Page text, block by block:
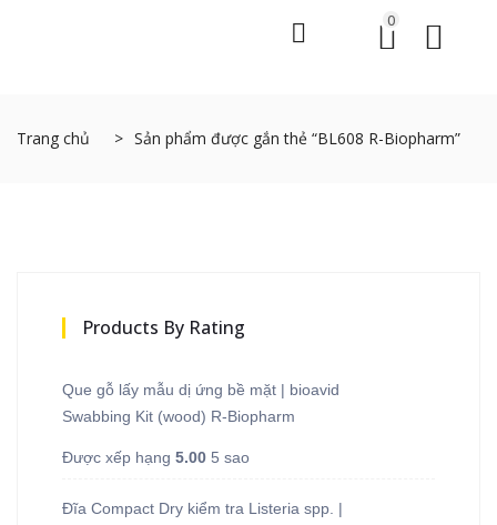
0
Trang chủ Sản phẩm được gắn thẻ “BL608 R-Biopharm”
Products By Rating
Que gỗ lấy mẫu dị ứng bề mặt | bioavid
Swabbing Kit (wood) R-Biopharm
Được xếp hạng 5.00 5 sao
Đĩa Compact Dry kiểm tra Listeria spp. |